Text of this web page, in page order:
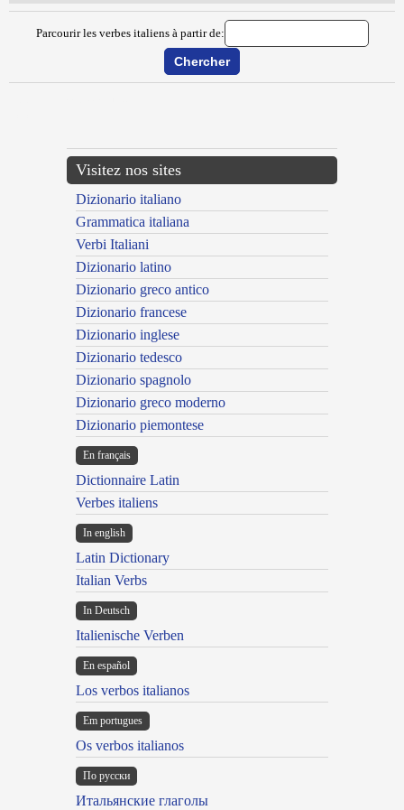
Parcourir les verbes italiens à partir de:
Visitez nos sites
Dizionario italiano
Grammatica italiana
Verbi Italiani
Dizionario latino
Dizionario greco antico
Dizionario francese
Dizionario inglese
Dizionario tedesco
Dizionario spagnolo
Dizionario greco moderno
Dizionario piemontese
En français
Dictionnaire Latin
Verbes italiens
In english
Latin Dictionary
Italian Verbs
In Deutsch
Italienische Verben
En español
Los verbos italianos
Em portugues
Os verbos italianos
По русски
Итальянские глаголы